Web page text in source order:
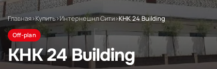
Главная›Купить›Интернешнл Сити›KHK 24 Building
Off-plan
KHK 24 Building